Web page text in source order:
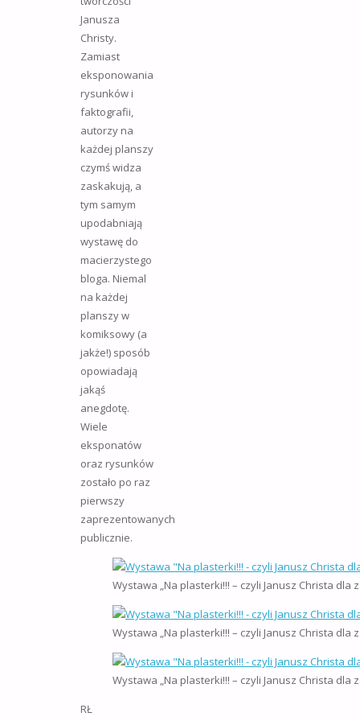
Janusza
Christy.
Zamiast
eksponowania
rysunków i
faktografii,
autorzy na
każdej planszy
czymś widza
zaskakują, a
tym samym
upodabniają
wystawę do
macierzystego
bloga. Niemal
na każdej
planszy w
komiksowy (a
jakże!) sposób
opowiadają
jakąś
anegdotę.
Wiele
eksponatów
oraz rysunków
zostało po raz
pierwszy
zaprezentowanych
publicznie.
Wystawa „Na plasterki!!! – czyli Janusz Christa
Wystawa „Na plasterki!!! – czyli Janusz Christa
Wystawa „Na plasterki!!! – czyli Janusz Christa
RŁ